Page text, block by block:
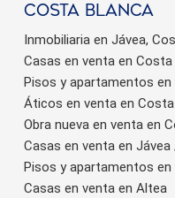
Costa Blanca
Inmobiliaria en Jávea,
Casas en venta en Costa
Pisos y apartamentos
Áticos en venta en
Obra nueva en venta en
Casas en venta en Jávea
Pisos y apartamentos
Casas en venta en Altea